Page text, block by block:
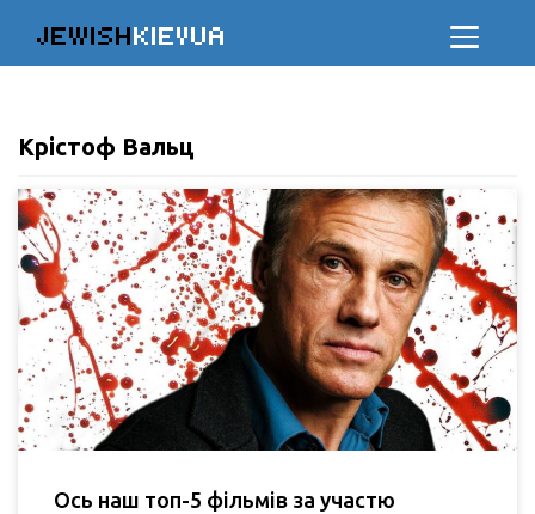
JEWISHKIEVUA
Крістоф Вальц
Ось наш топ-5 фільмів за участю